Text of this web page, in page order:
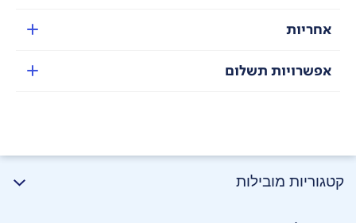
ייבוש באוויר חם, הוספה אוטומטית של חומר ניקוי, איסוף
אחריות
אפשרויות תשלום
קטגוריות מובילות